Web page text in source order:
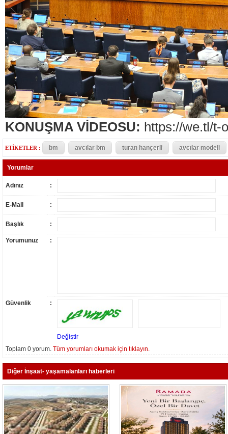
KONUŞMA VİDEOSU: https://we.tl/t-
ETİKETLER : bm avcılar bm turan hançerli avcılar modeli
Yorumlar
Adınız :
E-Mail :
Başlık :
Yorumunuz :
Güvenlik :
Değiştir
Toplam 0 yorum. Tüm yorumları okumak için tıklayın.
Diğer İnşaat- yaşamalanları haberleri